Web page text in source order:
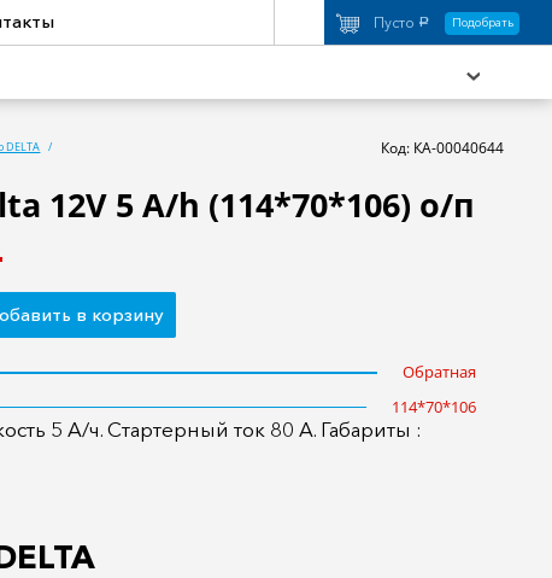
Пусто a Подобрать
DELTA Код: КА-00040644
12V 5 A/h (114*70*106) о/п
в корзину
Обратная
114*70*106
5 А/ч. Стартерный ток 80 А. Габариты :